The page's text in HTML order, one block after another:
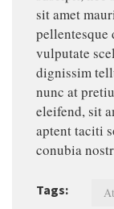
sit amet
pellentesque
vulputate
dignissim
nunc at
eleifend, sit
aptent taciti
conubia
Tags: